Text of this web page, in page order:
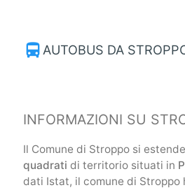
directions_bus AUTOBUS DA
INFORMAZIONI SU
Il Comune di Stroppo si
quadrati di territorio situati in
dati Istat, il comune di Stroppo